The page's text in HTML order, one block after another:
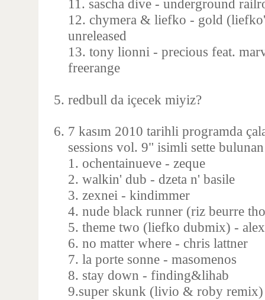
11. sascha dive - underground
12. chymera & liefko - gold
unreleased
13. tony lionni - precious feat.
freerange
redbull da içecek miyiz?
7 kasım 2010 tarihli programda
sessions vol. 9" isimli sette
1. ochentainueve - zeque
2. walkin' dub - dzeta n' basile
3. zexnei - kindimmer
4. nude black runner (riz beurre
5. theme two (liefko dubmix) -
6. no matter where - chris lattner
7. la porte sonne - masomenos
8. stay down - finding&lihab
9.super skunk (livio & roby